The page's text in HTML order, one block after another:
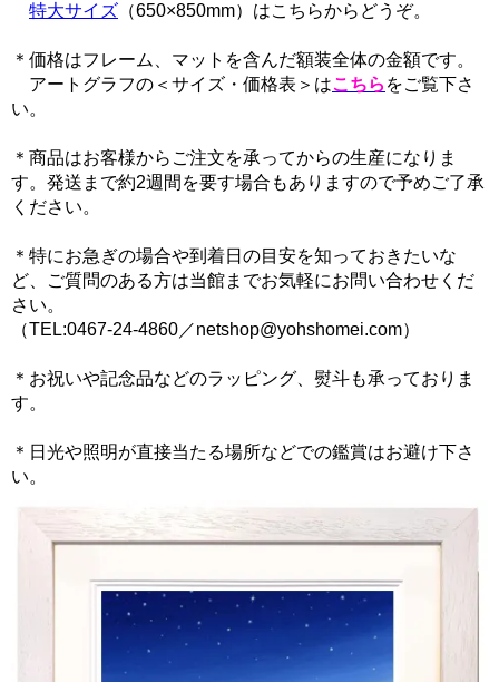
特大サイズ （650×850mm）はこちらからどうぞ。
＊価格はフレーム、マットを含んだ額装全体の金額です。
アートグラフの＜サイズ・価格表＞はこちら をご覧下さ
い。
＊商品はお客様からご注文を承ってからの生産になりま
す。発送まで約2週間を要す場合もありますので予めご了承
ください。
＊特にお急ぎの場合や到着日の目安を知っておきたいな
ど、ご質問のある方は当館までお気軽にお問い合わせくだ
さい。
（TEL:0467-24-4860／netshop@yohshomei.com）
＊お祝いや記念品などのラッピング、熨斗も承っておりま
す。
＊日光や照明が直接当たる場所などでの鑑賞はお避け下さ
い。